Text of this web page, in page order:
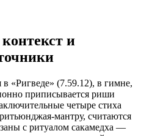
и
«Ригведе» (7.59.12), в гимне,
приписывается риши
четыре стиха
мантру, считаются
с ритуалом сакамедха —